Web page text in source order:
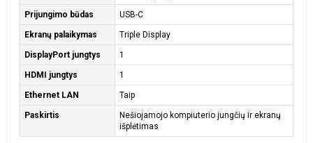
Prijungimo būdas USB-C
Ekranų palaikymas Triple Display
DisplayPort jungtys 1
HDMI jungtys 1
Ethernet LAN Taip
Paskirtis
Nešiojamojo kompiuterio jungčių ir ekranų
išplėtimas